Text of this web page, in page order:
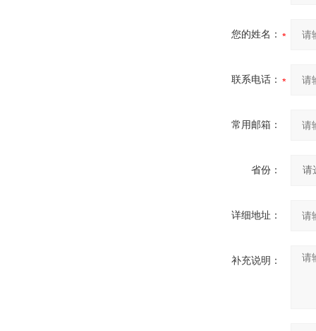
您的姓名：
联系电话：
常用邮箱：
省份：
详细地址：
补充说明：